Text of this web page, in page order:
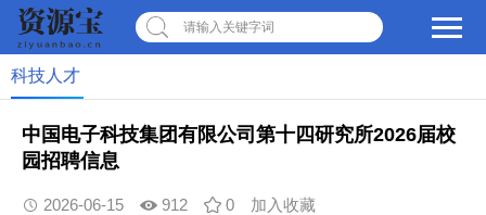
请输入关键字词
科技人才
中国电子科技集团有限公司第十四研究所2026届校
园招聘信息
2026-06-15 912 0 加入收藏